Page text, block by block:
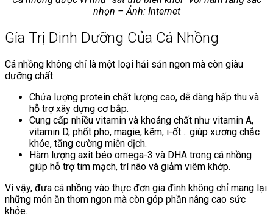
nhọn – Ảnh: Internet
Gía Trị Dinh Dưỡng Của Cá Nhồng
Cá nhồng không chỉ là một loại hải sản ngon mà còn giàu
dưỡng chất:
Chứa lượng protein chất lượng cao, dễ dàng hấp thu và
hỗ trợ xây dựng cơ bắp.
Cung cấp nhiều vitamin và khoáng chất như vitamin A,
vitamin D, phốt pho, magie, kẽm, i-ốt… giúp xương chắc
khỏe, tăng cường miễn dịch.
Hàm lượng axit béo omega-3 và DHA trong cá nhồng
giúp hỗ trợ tim mạch, trí não và giảm viêm khớp.
Vì vậy, đưa cá nhồng vào thực đơn gia đình không chỉ mang lại
những món ăn thơm ngon mà còn góp phần nâng cao sức
khỏe.